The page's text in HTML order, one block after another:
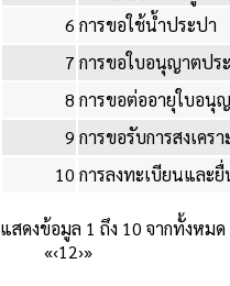
6 การขอใช้น้ำประปา
7 การขอใบอนุญาตปร
8 การขอต่ออายุใบอนุ
9 การขอรับการสงเคร
10 การลงทะเบียนและ
แสดงข้อมูล 1 ถึง 10 จากทั้งหมด
«‹12›»